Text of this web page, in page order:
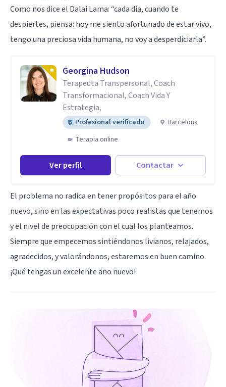
Como nos dice el Dalai Lama: “cada día, cuando te
despiertes, piensa: hoy me siento afortunado de estar vivo,
tengo una preciosa vida humana, no voy a desperdiciarla”.
Georgina Hudson
Terapeuta Transpersonal, Coach
Transformacional, Coach Vida Y
Estrategia,
Profesional verificado
Barcelona
Terapia online
Ver perfil Contactar
El problema no radica en tener propósitos para el año
nuevo, sino en las expectativas poco realistas que tenemos
y el nivel de preocupación con el cual los planteamos.
Siempre que empecemos sintiéndonos livianos, relajados,
agradecidos, y valorándonos, estaremos en buen camino.
¡Qué tengas un excelente año nuevo!